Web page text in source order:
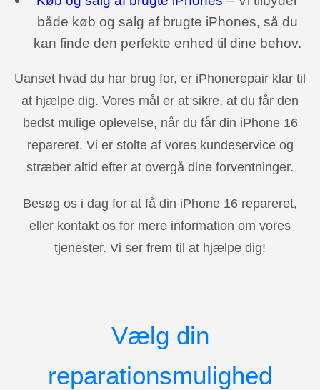
både køb og salg af brugte iPhones, så du
kan finde den perfekte enhed til dine behov.
Uanset hvad du har brug for, er iPhonerepair klar til
at hjælpe dig. Vores mål er at sikre, at du får den
bedst mulige oplevelse, når du får din iPhone 16
repareret. Vi er stolte af vores kundeservice og
stræber altid efter at overgå dine forventninger.
Besøg os i dag for at få din iPhone 16 repareret,
eller kontakt os for mere information om vores
tjenester. Vi ser frem til at hjælpe dig!
Vælg din
reparationsmulighed